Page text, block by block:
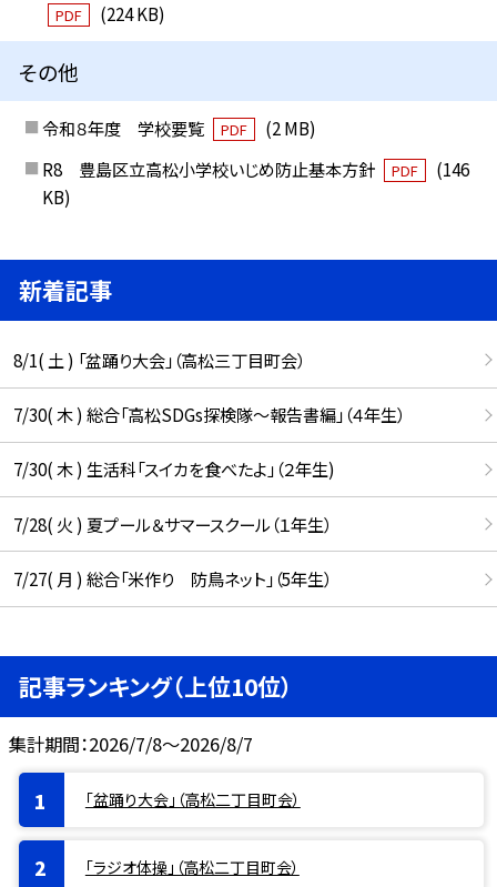
PDF (224 KB)
その他
令和８年度 学校要覧 PDF
(2 MB)
R8 豊島区立高松小学校いじめ防止基本方針
PDF
(146
KB)
新着記事
8/1( 土 ) 「盆踊り大会」（高松三丁目町会）
7/30( 木 ) 総合「高松SDGs探検隊〜報告書編」（４年生）
7/30( 木 ) 生活科「スイカを食べたよ」（２年生)
7/28( 火 ) 夏プール＆サマースクール（１年生）
7/27( 月 ) 総合「米作り 防鳥ネット」（5年生）
記事ランキング（上位10位）
集計期間：2026/7/8～2026/8/7
「盆踊り大会」（高松二丁目町会）
「ラジオ体操」（高松二丁目町会）